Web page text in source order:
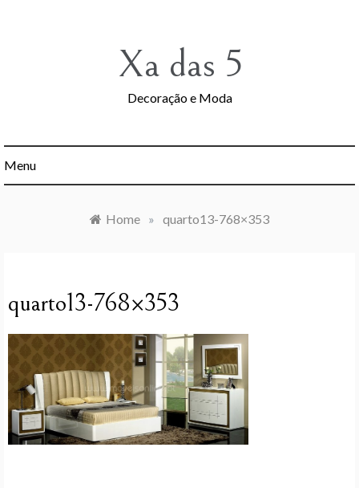
Xa das 5
Decoração e Moda
Menu
Home » quarto13-768×353
quarto13-768×353